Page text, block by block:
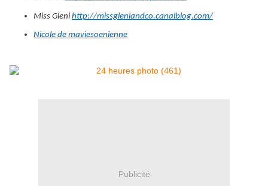
Miss Gleni http://missgleniandco.canalblog.com/
Nicole de maviesoenienne
Publicité